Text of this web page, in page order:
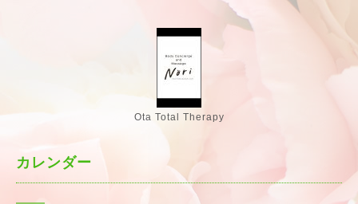
Ota Total Therapy
カレンダー